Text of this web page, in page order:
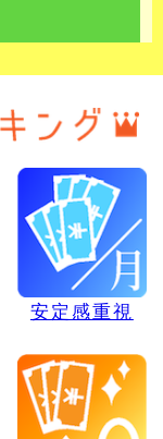
安定感重視